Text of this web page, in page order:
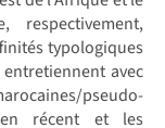
typologiques
avec
pseudo-
récent et les